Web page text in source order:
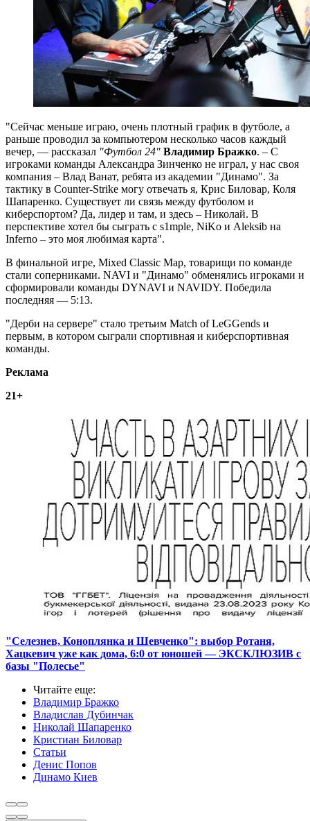
"Сейчас меньше играю, очень плотный график в футболе, а
раньше проводил за компьютером несколько часов каждый
вечер, — рассказал "Футбол 24" Владимир Бражко. – С
игроками команды Александра Зинченко не играл, у нас своя
компания – Влад Ванат, ребята из академии "Динамо". За
тактику в Counter-Strike могу отвечать я, Крис Биловар, Коля
Шапаренко. Существует ли связь между футболом и
киберспортом? Да, лидер и там, и здесь – Николай. В
перспективе хотел бы сыграть с s1mple, NiKo и Aleksib на
Inferno – это моя любимая карта".
В финальной игре, Mixed Classic Map, товарищи по команде
стали соперниками. NAVI и "Динамо" обменялись игроками и
сформировали команды DYNAVI и NAVIDY. Победила
последняя — 5:13.
"Дерби на сервере" стало третьим Match of LeGGends и
первым, в котором сыграли спортивная и киберспортивная
команды.
Реклама
21+
"Селезнев, Коноплянка и Шевченко": выбор Ротаня,
Хацкевич уже как дома, 6:0 от юношей — ЭКСКЛЮЗИВ с
базы "Полесье"
Читайте еще:
Владимир Бражко
Владислав Дубинчак
Николай Шапаренко
Кристиан Биловар
Статьи
Денис Попов
Динамо Киев